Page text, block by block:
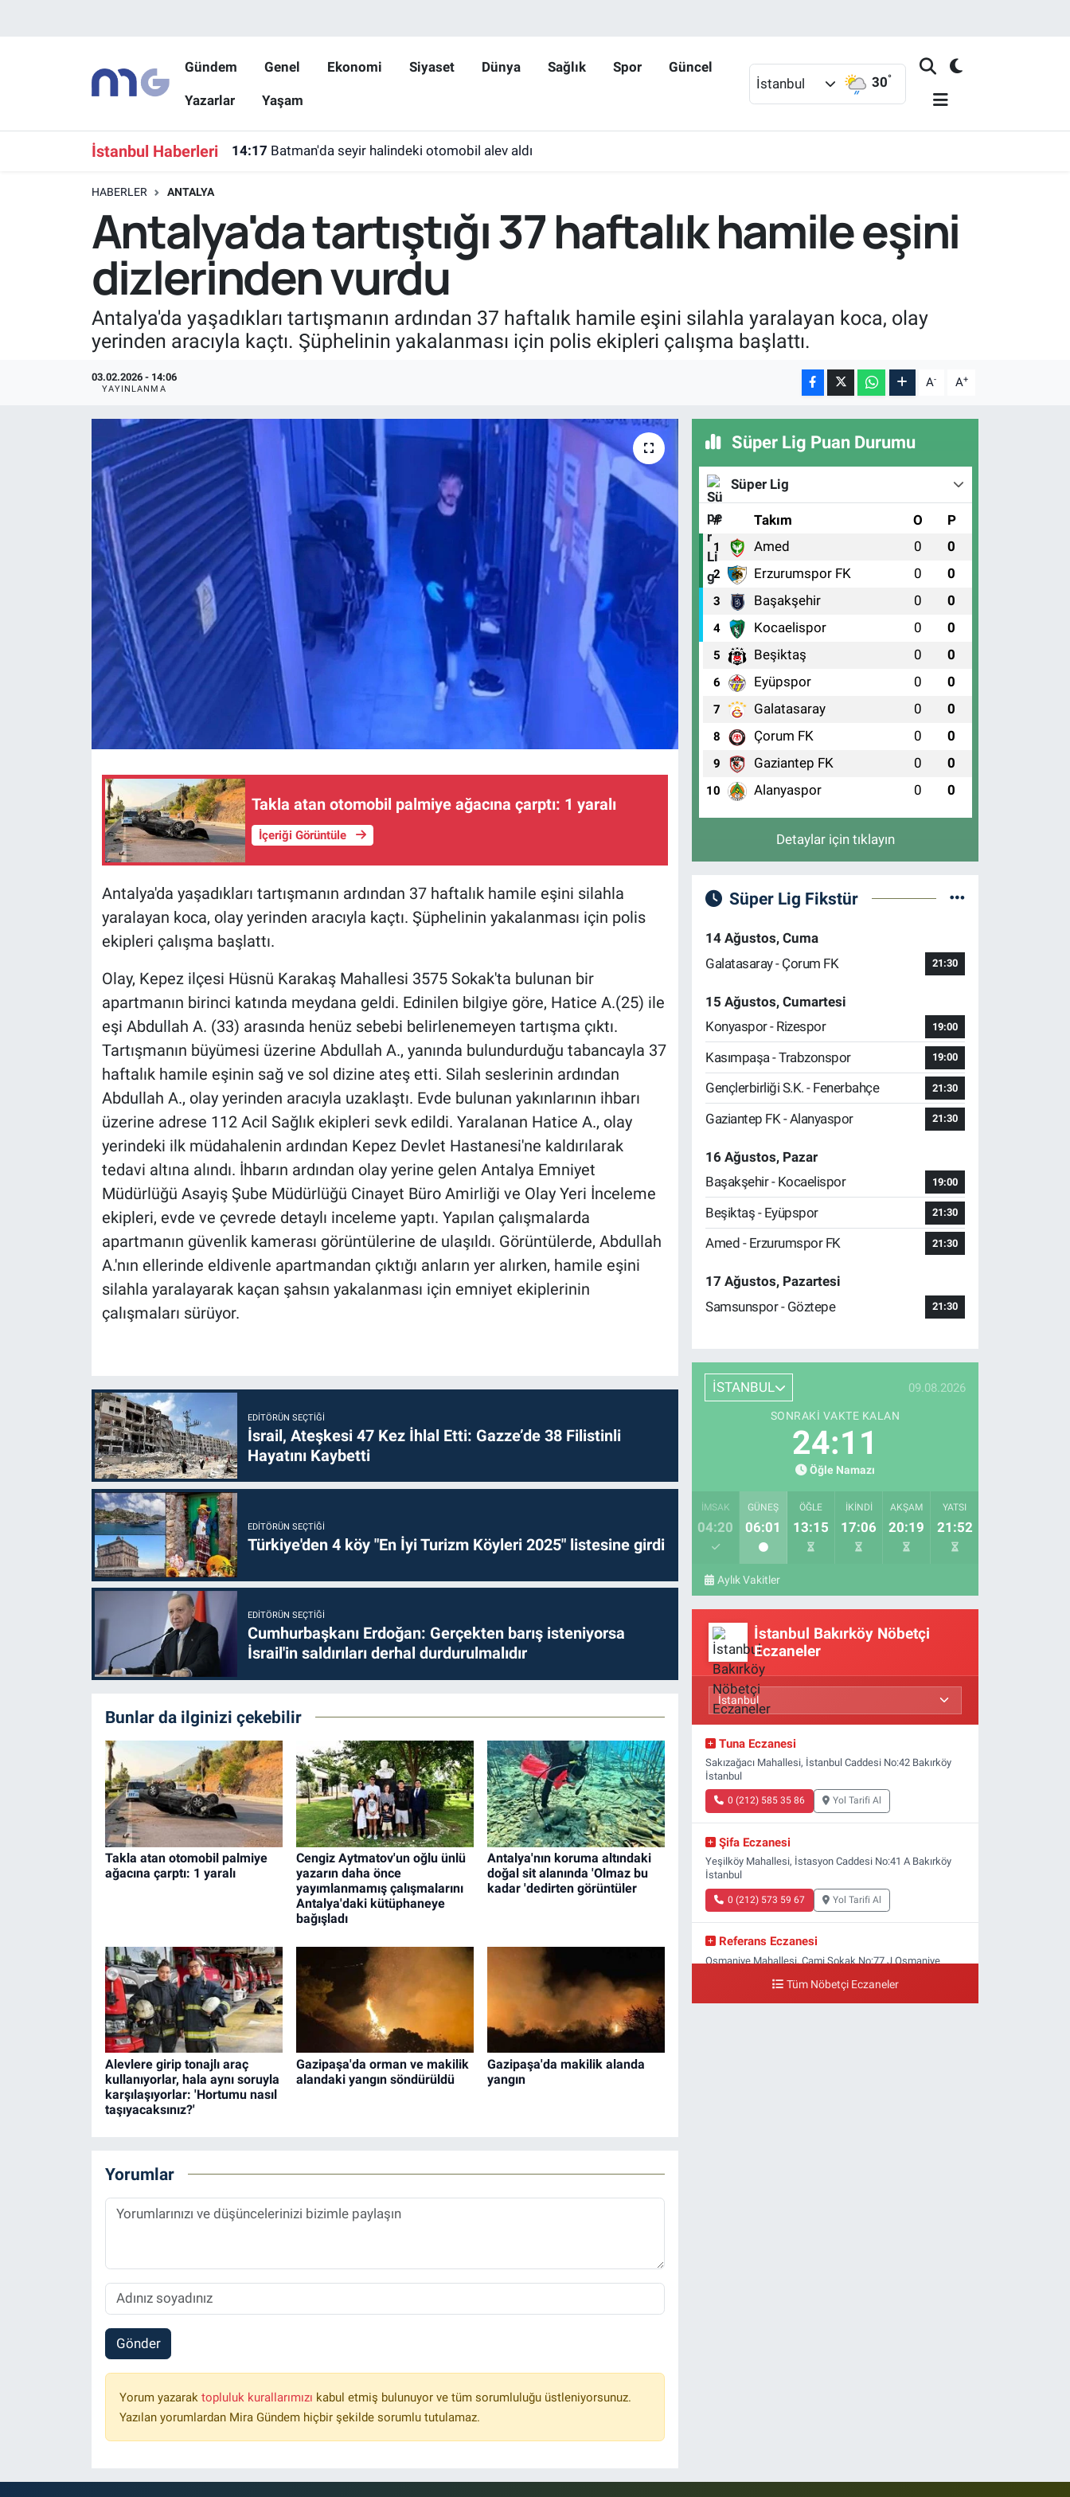
Gündem Genel Ekonomi Siyaset Dünya Sağlık Spor Güncel
Yazarlar Yaşam
İstanbul 30°
İstanbul Haberleri 14:17 Batman'da seyir halindeki otomobil alev aldı
HABERLER ANTALYA
Antalya'da tartıştığı 37 haftalık hamile eşini
dizlerinden vurdu
Antalya'da yaşadıkları tartışmanın ardından 37 haftalık hamile eşini silahla yaralayan koca, olay
yerinden aracıyla kaçtı. Şüphelinin yakalanması için polis ekipleri çalışma başlattı.
03.02.2026 - 14:06
YAYINLANMA A- A+
Takla atan otomobil palmiye ağacına çarptı: 1 yaralı
İçeriği Görüntüle
Antalya'da yaşadıkları tartışmanın ardından 37 haftalık hamile eşini silahla
yaralayan koca, olay yerinden aracıyla kaçtı. Şüphelinin yakalanması için polis
ekipleri çalışma başlattı.
Olay, Kepez ilçesi Hüsnü Karakaş Mahallesi 3575 Sokak'ta bulunan bir
apartmanın birinci katında meydana geldi. Edinilen bilgiye göre, Hatice A.(25) ile
eşi Abdullah A. (33) arasında henüz sebebi belirlenemeyen tartışma çıktı.
Tartışmanın büyümesi üzerine Abdullah A., yanında bulundurduğu tabancayla 37
haftalık hamile eşinin sağ ve sol dizine ateş etti. Silah seslerinin ardından
Abdullah A., olay yerinden aracıyla uzaklaştı. Evde bulunan yakınlarının ihbarı
üzerine adrese 112 Acil Sağlık ekipleri sevk edildi. Yaralanan Hatice A., olay
yerindeki ilk müdahalenin ardından Kepez Devlet Hastanesi'ne kaldırılarak
tedavi altına alındı. İhbarın ardından olay yerine gelen Antalya Emniyet
Müdürlüğü Asayiş Şube Müdürlüğü Cinayet Büro Amirliği ve Olay Yeri İnceleme
ekipleri, evde ve çevrede detaylı inceleme yaptı. Yapılan çalışmalarda
apartmanın güvenlik kamerası görüntülerine de ulaşıldı. Görüntülerde, Abdullah
A.'nın ellerinde eldivenle apartmandan çıktığı anların yer alırken, hamile eşini
silahla yaralayarak kaçan şahsın yakalanması için emniyet ekiplerinin
çalışmaları sürüyor.
EDITÖRÜN SEÇTIĞI
İsrail, Ateşkesi 47 Kez İhlal Etti: Gazze’de 38 Filistinli
Hayatını Kaybetti
EDITÖRÜN SEÇTIĞI
Türkiye'den 4 köy "En İyi Turizm Köyleri 2025" listesine girdi
EDITÖRÜN SEÇTIĞI
Cumhurbaşkanı Erdoğan: Gerçekten barış isteniyorsa
İsrail'in saldırıları derhal durdurulmalıdır
Bunlar da ilginizi çekebilir
Takla atan otomobil palmiye
ağacına çarptı: 1 yaralı
Cengiz Aytmatov'un oğlu ünlü
yazarın daha önce
yayımlanmamış çalışmalarını
Antalya'daki kütüphaneye
bağışladı
Antalya'nın koruma altındaki
doğal sit alanında 'Olmaz bu
kadar 'dedirten görüntüler
Alevlere girip tonajlı araç
kullanıyorlar, hala aynı soruyla
karşılaşıyorlar: 'Hortumu nasıl
taşıyacaksınız?'
Gazipaşa'da orman ve makilik
alandaki yangın söndürüldü
Gazipaşa'da makilik alanda
yangın
Yorumlar
Gönder
Yorum yazarak topluluk kurallarımızı kabul etmiş bulunuyor ve tüm sorumluluğu üstleniyorsunuz.
Yazılan yorumlardan Mira Gündem hiçbir şekilde sorumlu tutulamaz.
Süper Lig Puan Durumu
Süper Lig
# Takım O P
1 Amed 0 0
2 Erzurumspor FK 0 0
3 Başakşehir 0 0
4 Kocaelispor 0 0
5 Beşiktaş 0 0
6 Eyüpspor 0 0
7 Galatasaray 0 0
8 Çorum FK 0 0
9 Gaziantep FK 0 0
10 Alanyaspor 0 0
Detaylar için tıklayın
Süper Lig Fikstür
14 Ağustos, Cuma
Galatasaray - Çorum FK
21:30
15 Ağustos, Cumartesi
Konyaspor - Rizespor
19:00
Kasımpaşa - Trabzonspor 19:00
Gençlerbirliği S.K. - Fenerbahçe 21:30
Gaziantep FK - Alanyaspor 21:30
16 Ağustos, Pazar
Başakşehir - Kocaelispor
19:00
Beşiktaş - Eyüpspor 21:30
Amed - Erzurumspor FK 21:30
17 Ağustos, Pazartesi
Samsunspor - Göztepe
21:30
İSTANBUL 09.08.2026
SONRAKI VAKTE KALAN
24:10
Öğle Namazı
İMSAK
04:20
GÜNEŞ
06:01
ÖĞLE
13:15
İKINDI
17:06
AKŞAM
20:19
YATSI
21:52
Aylık Vakitler
İstanbul Bakırköy Nöbetçi
Eczaneler
Tuna Eczanesi
Sakızağacı Mahallesi, İstanbul Caddesi No:42 Bakırköy
İstanbul
0 (212) 585 35 86 Yol Tarifi Al
Şifa Eczanesi
Yeşilköy Mahallesi, İstasyon Caddesi No:41 A Bakırköy
İstanbul
0 (212) 573 59 67 Yol Tarifi Al
Referans Eczanesi
Osmaniye Mahallesi, Cami Sokak No:77 J Osmaniye
Tüm Nöbetçi Eczaneler
Hava Durumu
İstanbul Namaz Vakitleri
Süper Lig Puan Durumu ve Fikstür
Tüm Manşetler
Haber Arşivi